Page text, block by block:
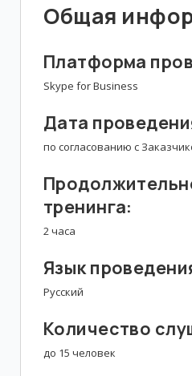
Общая
Платформа
Skype for Business
Дата
по согласованию с
тренинга:
2 часа
Язык
Русский
Количество
до 15 человек